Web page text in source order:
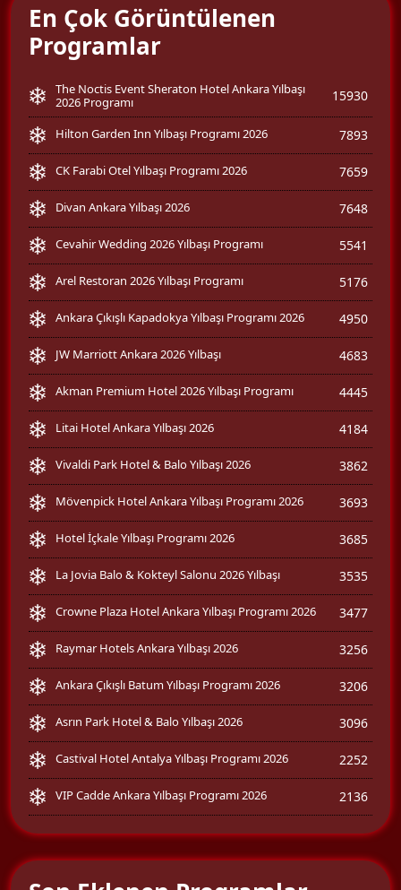
En Çok Görüntülenen
Programlar
The Noctis Event Sheraton Hotel Ankara Yılbaşı
2026 Programı
15930
Hilton Garden Inn Yılbaşı Programı 2026 7893
CK Farabi Otel Yılbaşı Programı 2026 7659
Divan Ankara Yılbaşı 2026 7648
Cevahir Wedding 2026 Yılbaşı Programı 5541
Arel Restoran 2026 Yılbaşı Programı 5176
Ankara Çıkışlı Kapadokya Yılbaşı Programı 2026 4950
JW Marriott Ankara 2026 Yılbaşı 4683
Akman Premium Hotel 2026 Yılbaşı Programı 4445
Litai Hotel Ankara Yılbaşı 2026 4184
Vivaldi Park Hotel & Balo Yılbaşı 2026 3862
Mövenpick Hotel Ankara Yılbaşı Programı 2026 3693
Hotel İçkale Yılbaşı Programı 2026 3685
La Jovia Balo & Kokteyl Salonu 2026 Yılbaşı 3535
Crowne Plaza Hotel Ankara Yılbaşı Programı 2026 3477
Raymar Hotels Ankara Yılbaşı 2026 3256
Ankara Çıkışlı Batum Yılbaşı Programı 2026 3206
Asrın Park Hotel & Balo Yılbaşı 2026 3096
Castival Hotel Antalya Yılbaşı Programı 2026 2252
VIP Cadde Ankara Yılbaşı Programı 2026 2136